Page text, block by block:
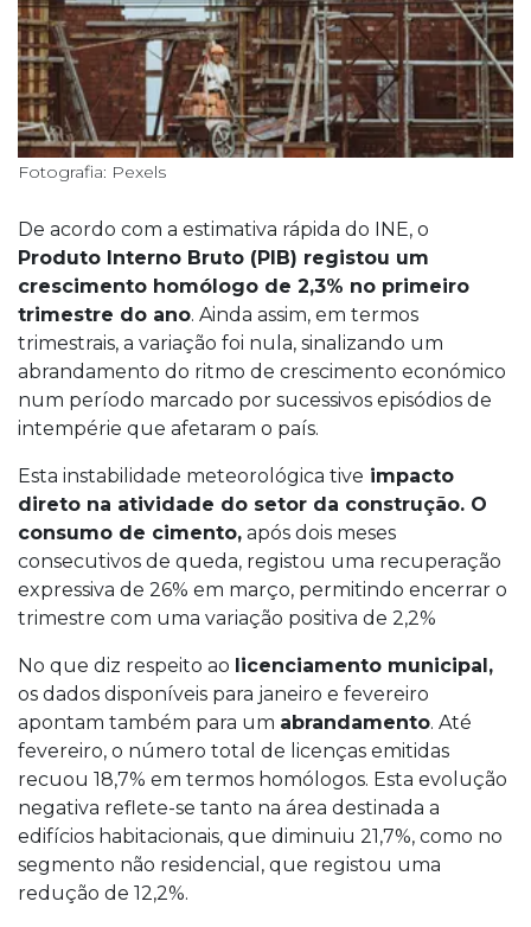
Fotografia: Pexels
De acordo com a estimativa rápida do INE, o
Produto Interno Bruto (PIB) registou um
crescimento homólogo de 2,3% no primeiro
trimestre do ano. Ainda assim, em termos
trimestrais, a variação foi nula, sinalizando um
abrandamento do ritmo de crescimento económico
num período marcado por sucessivos episódios de
intempérie que afetaram o país.
Esta instabilidade meteorológica tive impacto
direto na atividade do setor da construção. O
consumo de cimento, após dois meses
consecutivos de queda, registou uma recuperação
expressiva de 26% em março, permitindo encerrar o
trimestre com uma variação positiva de 2,2%
No que diz respeito ao licenciamento municipal,
os dados disponíveis para janeiro e fevereiro
apontam também para um abrandamento. Até
fevereiro, o número total de licenças emitidas
recuou 18,7% em termos homólogos. Esta evolução
negativa reflete-se tanto na área destinada a
edifícios habitacionais, que diminuiu 21,7%, como no
segmento não residencial, que registou uma
redução de 12,2%.